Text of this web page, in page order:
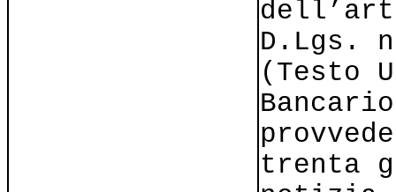
D.Lgs.
(Testo
trenta